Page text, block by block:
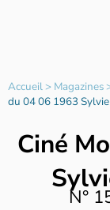
Accueil> Magazines
du 04 06 1963
Ciné
N°